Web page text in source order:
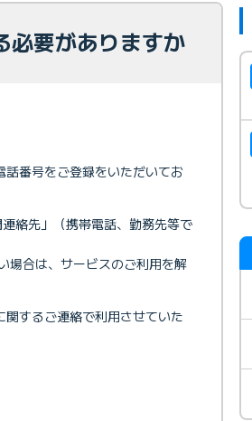
必要がありますか
番号をご登録をいただいてお
絡先」（携帯電話、勤務先等で
場合は、サービスのご利用を解
するご連絡で利用させていた